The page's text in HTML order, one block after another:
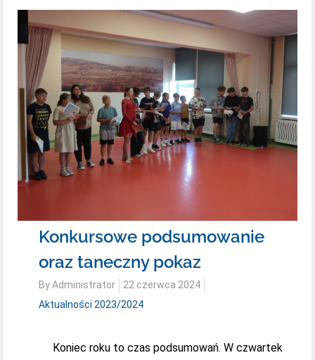
Konkursowe podsumowanie
oraz taneczny pokaz
ByAdministrator
Posted
on
22 czerwca 2024
Aktualności 2023/2024
Koniec roku to czas podsumowań. W czwartek